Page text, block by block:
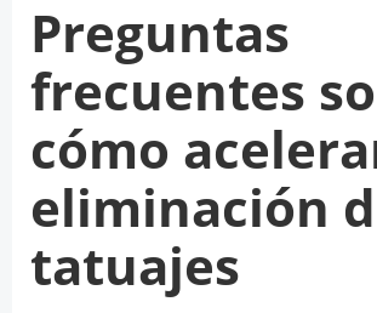
Preguntas
frecuentes
cómo
eliminación
tatuajes